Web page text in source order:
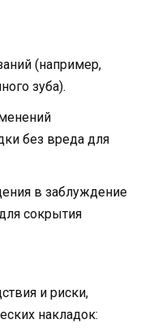
(например,
зуба).
без вреда для
в заблуждение
сокрытия
и риски,
накладок: